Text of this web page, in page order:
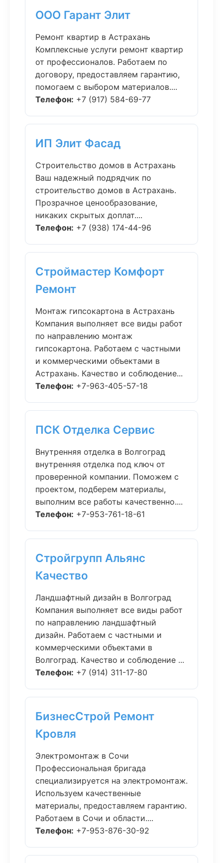
ООО Гарант Элит
Ремонт квартир в Астрахань
Комплексные услуги ремонт квартир
от профессионалов. Работаем по
договору, предоставляем гарантию,
помогаем с выбором материалов....
Телефон: +7 (917) 584-69-77
ИП Элит Фасад
Строительство домов в Астрахань
Ваш надежный подрядчик по
строительство домов в Астрахань.
Прозрачное ценообразование,
никаких скрытых доплат....
Телефон: +7 (938) 174-44-96
Строймастер Комфорт
Ремонт
Монтаж гипсокартона в Астрахань
Компания выполняет все виды работ
по направлению монтаж
гипсокартона. Работаем с частными
и коммерческими объектами в
Астрахань. Качество и соблюдение...
Телефон: +7-963-405-57-18
ПСК Отделка Сервис
Внутренняя отделка в Волгоград
внутренняя отделка под ключ от
проверенной компании. Поможем с
проектом, подберем материалы,
выполним все работы качественно....
Телефон: +7-953-761-18-61
Стройгрупп Альянс
Качество
Ландшафтный дизайн в Волгоград
Компания выполняет все виды работ
по направлению ландшафтный
дизайн. Работаем с частными и
коммерческими объектами в
Волгоград. Качество и соблюдение ...
Телефон: +7 (914) 311-17-80
БизнесСтрой Ремонт
Кровля
Электромонтаж в Сочи
Профессиональная бригада
специализируется на электромонтаж.
Используем качественные
материалы, предоставляем гарантию.
Работаем в Сочи и области....
Телефон: +7-953-876-30-92